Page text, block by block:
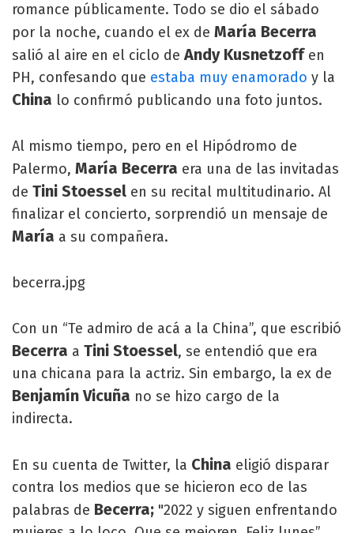
romance públicamente. Todo se dio el sábado
por la noche, cuando el ex de María Becerra
salió al aire en el ciclo deAndy Kusnetzoff en
PH, confesando que estaba muy enamorado y la
China lo confirmó publicando una foto juntos.
Al mismo tiempo, pero en el Hipódromo de
Palermo, María Becerra era una de las invitadas
de Tini Stoessel en su recital multitudinario. Al
finalizar el concierto, sorprendió un mensaje de
María a su compañera.
becerra.jpg
Con un “Te admiro de acá a la China”, que escribió
Becerra a Tini Stoessel, se entendió que era
una chicana para la actriz. Sin embargo, la ex de
Benjamín Vicuña no se hizo cargo de la
indirecta.
En su cuenta de Twitter, la China eligió disparar
contra los medios que se hicieron eco de las
palabras de Becerra; "2022 y siguen enfrentando